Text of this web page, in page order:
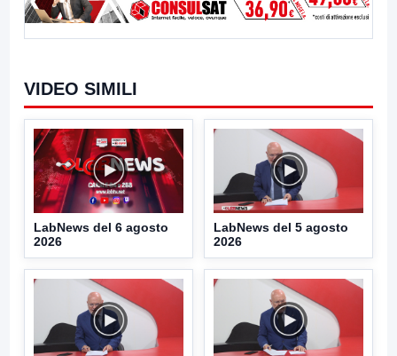
VIDEO SIMILI
LabNews del 6 agosto
2026
LabNews del 5 agosto
2026